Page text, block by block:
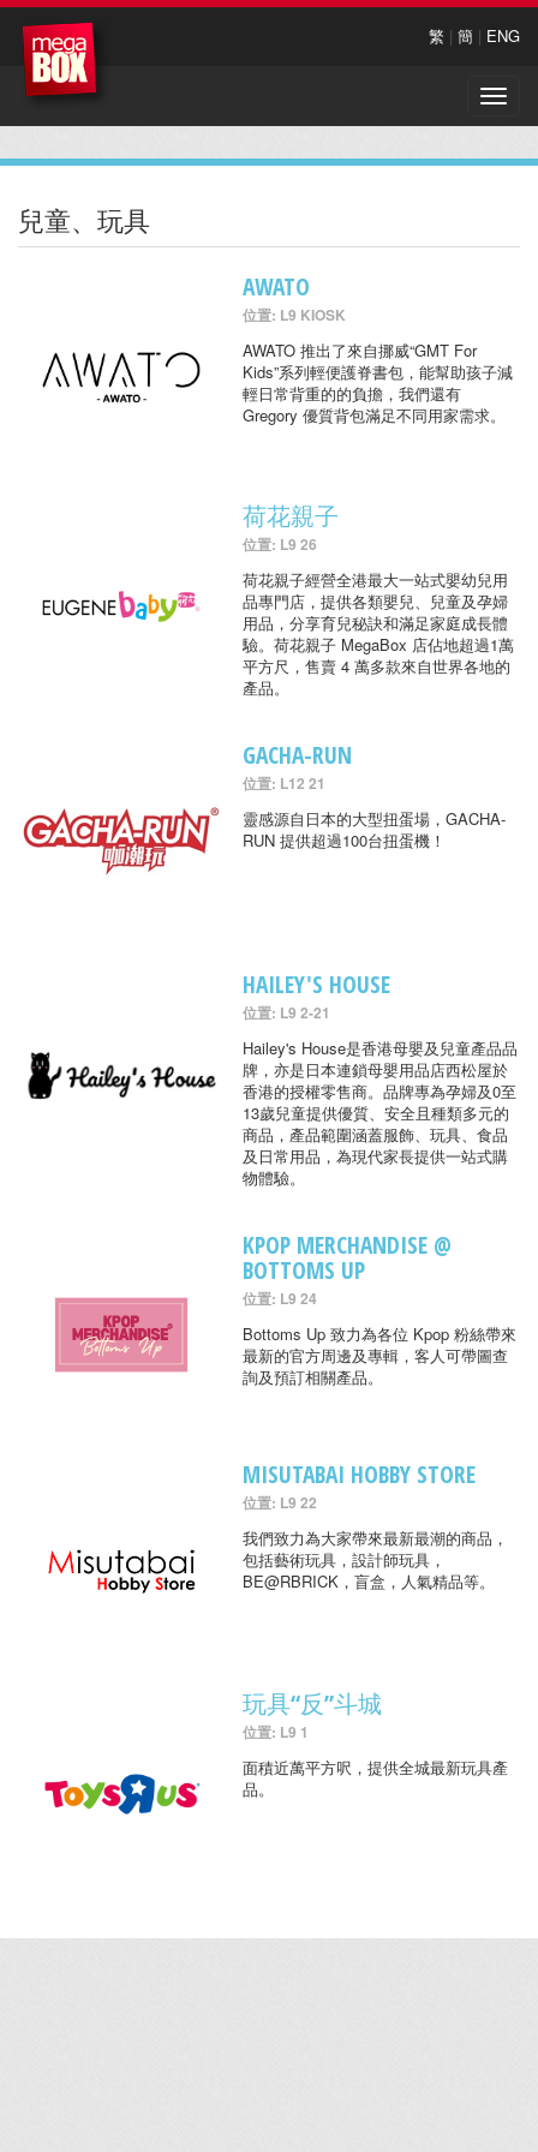
繁 | 簡 | ENG
Toggle
兒童、玩具
AWATO
位置: L9 KIOSK
AWATO 推出了來自挪威“GMT For
Kids”系列輕便護脊書包，能幫助孩子減
輕日常背重的的負擔，我們還有
Gregory 優質背包滿足不同用家需求。
荷花親子
位置: L9 26
荷花親子經營全港最大一站式嬰幼兒用
品專門店，提供各類嬰兒、兒童及孕婦
用品，分享育兒秘訣和滿足家庭成長體
驗。荷花親子 MegaBox 店佔地超過1萬
平方尺，售賣 4 萬多款來自世界各地的
產品。
GACHA-RUN
位置: L12 21
靈感源自日本的大型扭蛋場，GACHA-
RUN 提供超過100台扭蛋機！
HAILEY'S HOUSE
位置: L9 2-21
Hailey's House是香港母嬰及兒童產品品
牌，亦是日本連鎖母嬰用品店西松屋於
香港的授權零售商。品牌專為孕婦及0至
13歲兒童提供優質、安全且種類多元的
商品，產品範圍涵蓋服飾、玩具、食品
及日常用品，為現代家長提供一站式購
物體驗。
KPOP MERCHANDISE @
BOTTOMS UP
位置: L9 24
Bottoms Up 致力為各位 Kpop 粉絲帶來
最新的官方周邊及專輯，客人可帶圖查
詢及預訂相關產品。
MISUTABAI HOBBY STORE
位置: L9 22
我們致力為大家帶來最新最潮的商品，
包括藝術玩具，設計師玩具，
BE@RBRICK，盲盒，人氣精品等。
玩具“反”斗城
位置: L9 1
面積近萬平方呎，提供全城最新玩具產
品。